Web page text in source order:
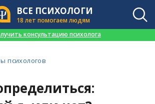
ВСЕ ПСИХОЛОГИ
18 лет помогаем людям
консультацию психолога
психологов